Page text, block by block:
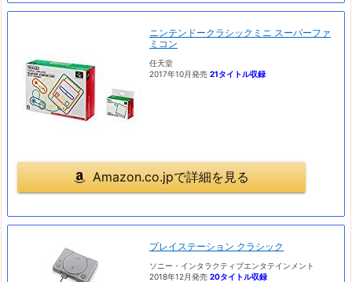
ニンテンドークラシックミニ スーパーファ
ミコン
任天堂
2017年10月発売 21タイトル収録
Amazon.co.jpで詳細を見る
プレイステーション クラシック
ソニー・インタラクティブエンタテインメント
2018年12月発売 20タイトル収録